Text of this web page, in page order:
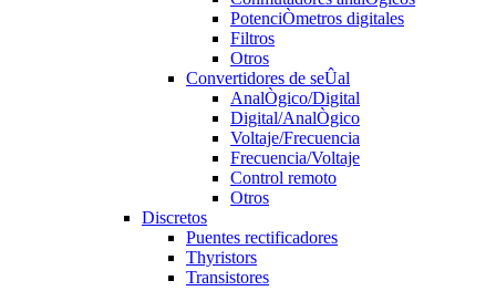
PotenciÒmetros digitales
Filtros
Otros
Convertidores de seÛal
AnalÒgico/Digital
Digital/AnalÒgico
Voltaje/Frecuencia
Frecuencia/Voltaje
Control remoto
Otros
Discretos
Puentes rectificadores
Thyristors
Transistores